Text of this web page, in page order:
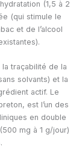
(1,5 à 2
(qui stimule le
et de l’alcool
traçabilité de la
solvants) et la
actif. Le
est l’un des
en double
mg à 1 g/jour)